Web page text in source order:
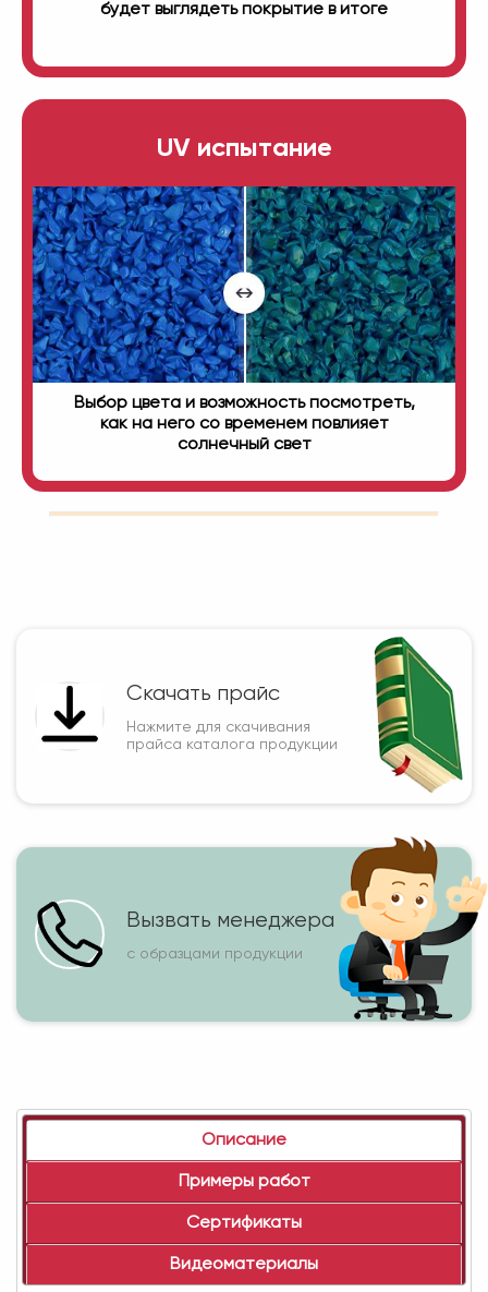
будет выглядеть покрытие в итоге
UV испытание
Выбор цвета и возможность посмотреть,
как на него со временем повлияет
солнечный свет
Скачать прайс
Нажмите для скачивания
прайса каталога продукции
Вызвать менеджера
с образцами продукции
Описание
Примеры работ
Сертификаты
Видеоматериалы